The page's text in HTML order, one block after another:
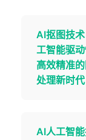
AI抠图技
工智能驱
高效精准
处理新时代
AI人工智